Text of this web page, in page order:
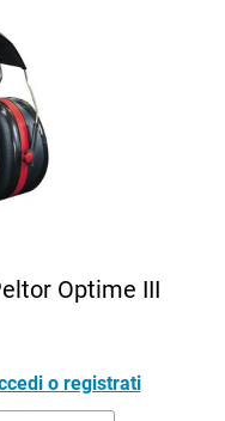
Optime III
o registrati